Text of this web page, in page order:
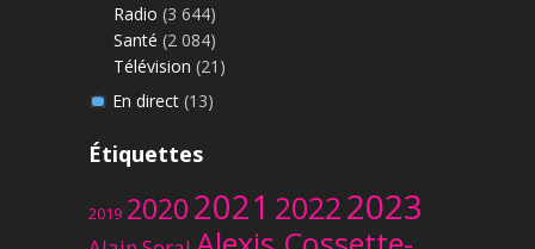
Radio (3 644)
Santé (2 084)
Télévision (21)
En direct(13)
Étiquettes
2019 20202021 20222023